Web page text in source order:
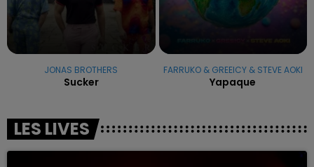
JONAS BROTHERS
Sucker
FARRUKO & GREEICY & STEVE AOKI
Yapaque
LES LIVES